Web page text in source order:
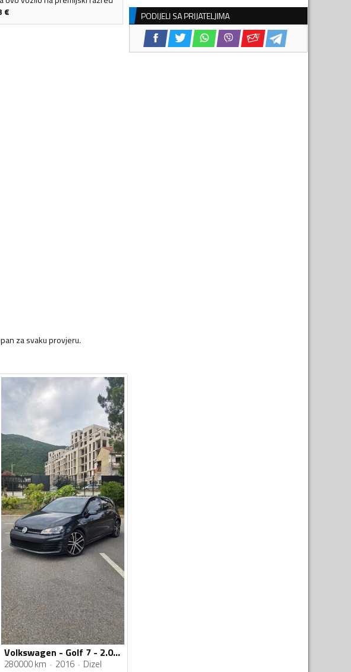
€
za svaku provjeru.
Volkswagen - Golf 7 - 2.0 GTD
280000 km 2016 Dizel
PODIJELI SA PRIJATELJIMA